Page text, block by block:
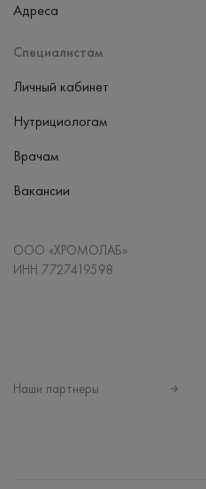
Адреса
Специалистам
Личный кабинет
Нутрициологам
Врачам
Вакансии
ООО «ХРОМОЛАБ»
ИНН 7727419598
Наши партнеры